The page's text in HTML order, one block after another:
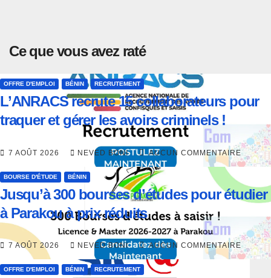
Ce que vous avez raté
OFFRE D'EMPLOI BÉNIN RECRUTEMENT
L’ANRACS recrute 15 collaborateurs pour
traquer et gérer les avoirs criminels !
7 AOÛT 2026 NEVED BONI AUCUN COMMENTAIRE
BOURSE D'ÉTUDE BÉNIN
Jusqu’à 300 bourses d’études pour étudier
à Parakou à prix réduits
7 AOÛT 2026 NEVED BONI AUCUN COMMENTAIRE
OFFRE D'EMPLOI BÉNIN RECRUTEMENT